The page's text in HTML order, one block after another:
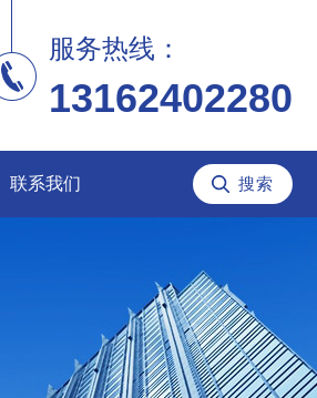
服务热线：
13162402280
联系我们